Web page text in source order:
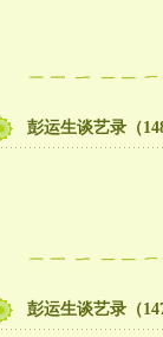
彭运生谈艺录（
彭运生谈艺录（